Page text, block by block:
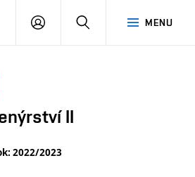
MENU
PŘIHLÁSIT
II
2022/2023